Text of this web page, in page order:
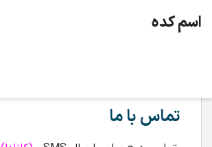
اسم كده
تماس با ما